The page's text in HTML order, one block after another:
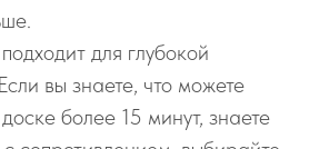
для глубокой
вы знаете, что можете
более 15 минут, знаете